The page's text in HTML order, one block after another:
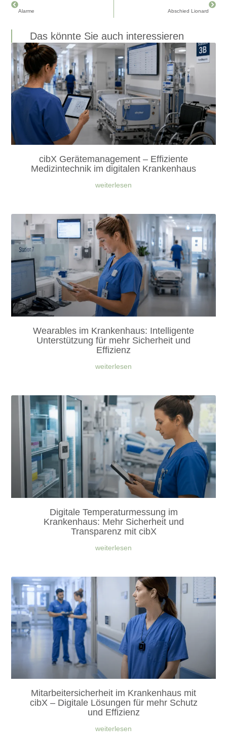
Alarme Abschied Lionard
Das könnte Sie auch interessieren
cibX Gerätemanagement – Effiziente
Medizintechnik im digitalen Krankenhaus
weiterlesen
Wearables im Krankenhaus: Intelligente
Unterstützung für mehr Sicherheit und
Effizienz
weiterlesen
Digitale Temperaturmessung im
Krankenhaus: Mehr Sicherheit und
Transparenz mit cibX
weiterlesen
Mitarbeitersicherheit im Krankenhaus mit
cibX – Digitale Lösungen für mehr Schutz
und Effizienz
weiterlesen